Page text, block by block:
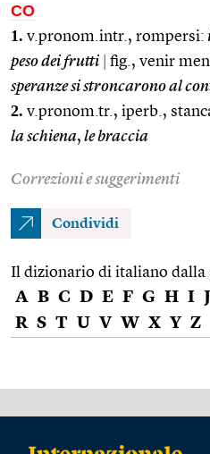
CO
1. v.pronom.intr., rompersi:
peso dei frutti
fig., venir
speranze si stroncarono al
2. v.pronom.tr., iperb.,
la schiena, le braccia
Correzioni e suggerimenti
Condividi
Il dizionario di italiano dalla
A B C D E F G H I J
R S T U V W X Y Z